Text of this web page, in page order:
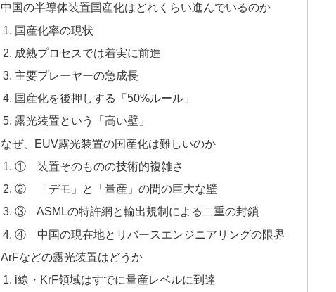
中国の半導体装置国産化はどれくらい進んでいるのか
国産化率の現状
成熟プロセスでは着実に前進
主要プレーヤーの急成長
国産化を後押しする「50%ルール」
露光装置という「高い壁」
なぜ、EUV露光装置の国産化は難しいのか
① 装置そのものの技術的複雑さ
② 「デモ」と「量産」の間の巨大な壁
③ ASMLの特許網と輸出規制による二重の封鎖
④ 中国の現在地とリバースエンジニアリングの限界
ArFなどの露光装置はどうか
i線・KrF領域はすでに量産レベルに到達